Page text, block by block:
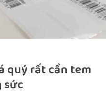
quý rất cần tem